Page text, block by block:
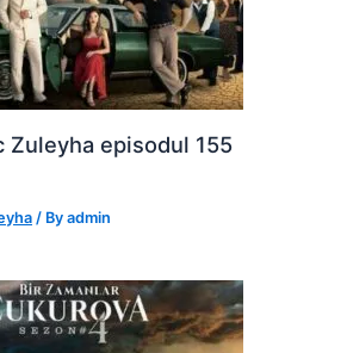
Zuleyha episodul 155
/ Byadmin